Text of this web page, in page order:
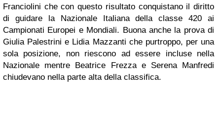
Franciolini che con questo risultato conquistano il diritto
di guidare la Nazionale Italiana della classe 420 ai
Campionati Europei e Mondiali. Buona anche la prova di
Giulia Palestrini e Lidia Mazzanti che purtroppo, per una
sola posizione, non riescono ad essere incluse nella
Nazionale mentre Beatrice Frezza e Serena Manfredi
chiudevano nella parte alta della classifica.